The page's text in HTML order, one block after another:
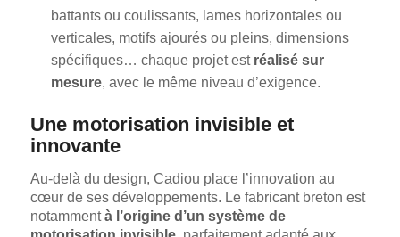
battants ou coulissants, lames horizontales ou
verticales, motifs ajourés ou pleins, dimensions
spécifiques… chaque projet est réalisé sur
mesure, avec le même niveau d’exigence.
Une motorisation invisible et
innovante
Au-delà du design, Cadiou place l’innovation au
cœur de ses développements. Le fabricant breton est
notammentà l’origine d’un système de